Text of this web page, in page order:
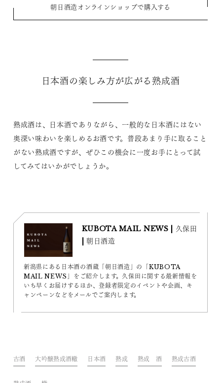
朝日酒造オンラインショップで購入する
日本酒の楽しみ方が広がる熟成酒
熟成酒は、日本酒でありながら、一般的な日本酒にはない
奥深い味わいを楽しめるお酒です。普段あまり手に取ること
がない熟成酒ですが、ぜひこの機会に一度お手にとって試
してみてはいかがでしょうか。
KUBOTA MAIL NEWS | 久保田
| 朝日酒造
新潟県にある日本酒の酒蔵「朝日酒造」の「KUBOTA
MAIL NEWS」をご紹介します。久保田に関する最新情報を
いち早くお届けするほか、登録者限定のイベントや企画、キ
ャンペーンなどをメールでご案内します。
古酒 大吟醸熟成酒轍 日本酒 熟成 熟成 酒 熟成古酒